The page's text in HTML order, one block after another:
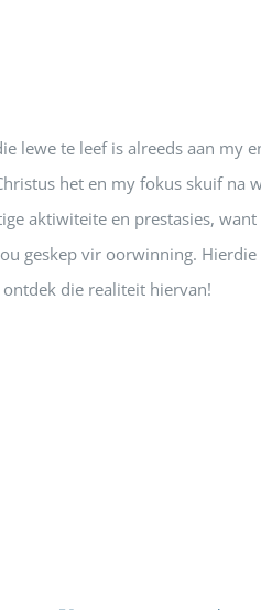
lewe te leef is alreeds aan my
het en my fokus skuif na
aktiwiteite en prestasies, want
geskep vir oorwinning.
die realiteit hiervan!